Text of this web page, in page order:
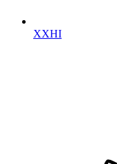
XXHI